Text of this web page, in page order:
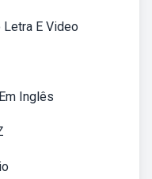
Letra E Video
Inglês